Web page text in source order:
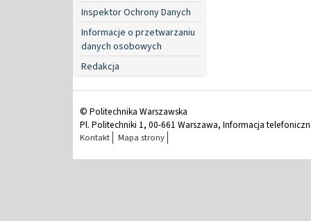
Inspektor Ochrony Danych
Informacje o przetwarzaniu
danych osobowych
Redakcja
© Politechnika Warszawska
Pl. Politechniki 1, 00-661 Warszawa, Informacja
Kontakt Mapa strony